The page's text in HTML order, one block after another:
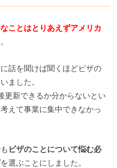
ことはとりあえずアメリカ
話を聞けば聞くほどビザの
ました。
更新できるか分からないとい
えて事業に集中できなかっ
ビザのことについて悩む必
を選ぶことにしました。